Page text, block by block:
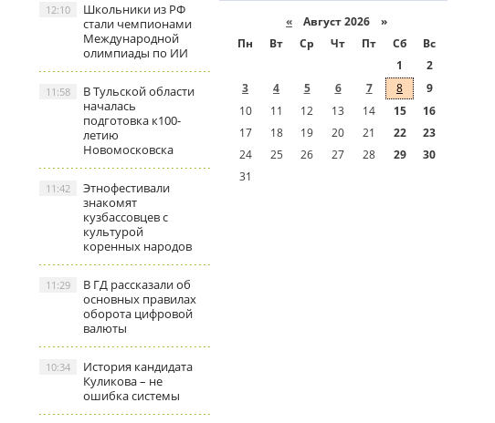
Школьники из РФ
стали чемпионами
Международной
олимпиады по ИИ
12:10
В Тульской области
началась
подготовка к100-
летию
Новомосковска
11:58
Этнофестивали
знакомят
кузбассовцев с
культурой
коренных народов
11:42
В ГД рассказали об
основных правилах
оборота цифровой
валюты
11:29
История кандидата
Куликова – не
ошибка системы
10:34
« Август 2026 »
Пн
Вт Ср Чт Пт Сб
Вс
1
2
3
4 5 6 7 8
9
10
11 12 13 14 15
16
17
18 19 20 21 22
23
24
25 26 27 28 29
30
31